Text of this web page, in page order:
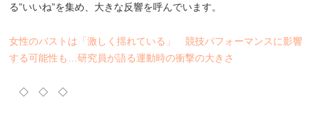
る”いいね”を集め、大きな反響を呼んでいます。
女性のバストは「激しく揺れている」 競技パフォーマンスに影響
する可能性も…研究員が語る運動時の衝撃の大きさ
◇ ◇ ◇